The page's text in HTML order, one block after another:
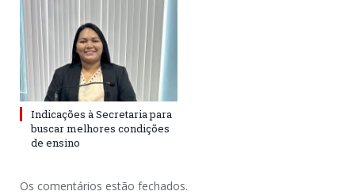
Indicações à Secretaria para
buscar melhores condições
de ensino
Os comentários estão fechados.